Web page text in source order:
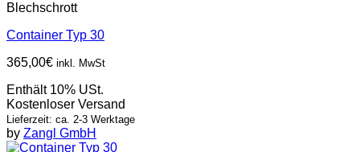
Blechschrott
Container Typ 30
365,00€ inkl. MwSt
Enthält 10% USt.
Kostenloser Versand
Lieferzeit: ca. 2-3 Werktage
by Zangl GmbH